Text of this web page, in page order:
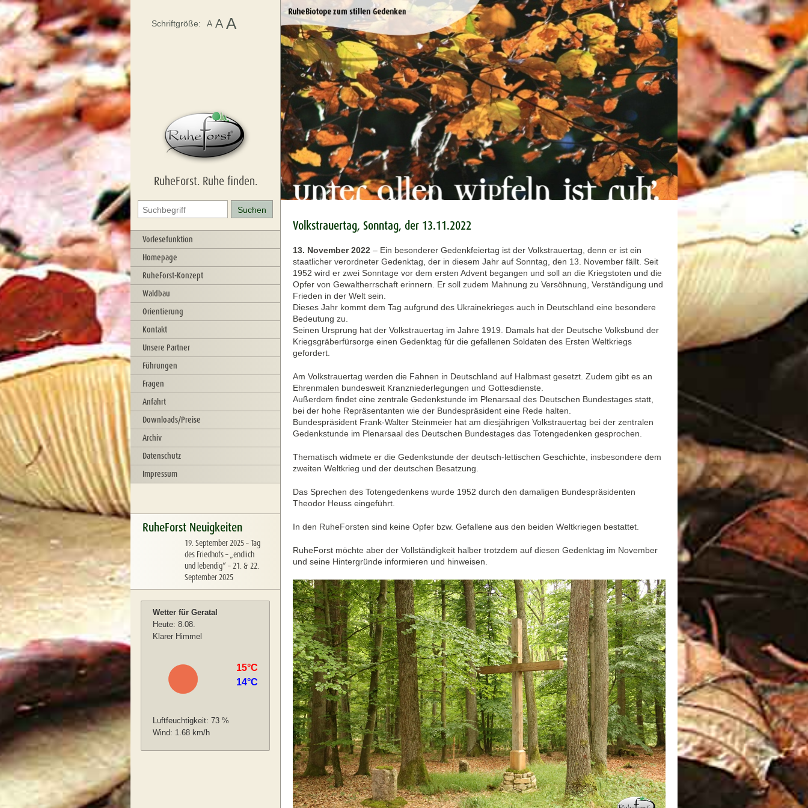
RuheForst. Ruhe finden.
Vorlesefunktion
Homepage
RuheForst-Konzept
Waldbau
Orientierung
Kontakt
Unsere Partner
Führungen
Fragen
Anfahrt
Downloads/Preise
Archiv
Datenschutz
Impressum
RuheForst Neuigkeiten
19. September 2025–Tag
des Friedhofs – „endlich
und lebendig“ – 21. & 22.
September 2025
Schriftgröße: A A A
Volkstrauertag, Sonntag, der 13.11.2022
13. November 2022 – Ein besonderer Gedenkfeiertag ist der Volkstrauertag, denn er ist ein
staatlicher verordneter Gedenktag, der in diesem Jahr auf Sonntag, den 13. November fällt. Seit
1952 wird er zwei Sonntage vor dem ersten Advent begangen und soll an die Kriegstoten und die
Opfer von Gewaltherrschaft erinnern. Er soll zudem Mahnung zu Versöhnung, Verständigung und
Frieden in der Welt sein.
Dieses Jahr kommt dem Tag aufgrund des Ukrainekrieges auch in Deutschland eine besondere
Bedeutung zu.
Seinen Ursprung hat der Volkstrauertag im Jahre 1919. Damals hat der Deutsche Volksbund der
Kriegsgräberfürsorge einen Gedenktag für die gefallenen Soldaten des Ersten Weltkriegs
gefordert.
Am Volkstrauertag werden die Fahnen in Deutschland auf Halbmast gesetzt. Zudem gibt es an
Ehrenmalen bundesweit Kranzniederlegungen und Gottesdienste.
Außerdem findet eine zentrale Gedenkstunde im Plenarsaal des Deutschen Bundestages statt,
bei der hohe Repräsentanten wie der Bundespräsident eine Rede halten.
Bundespräsident Frank-Walter Steinmeier hat am diesjährigen Volkstrauertag bei der zentralen
Gedenkstunde im Plenarsaal des Deutschen Bundestages das Totengedenken gesprochen.
Thematisch widmete er die Gedenkstunde der deutsch-lettischen Geschichte, insbesondere dem
zweiten Weltkrieg und der deutschen Besatzung.
Das Sprechen des Totengedenkens wurde 1952 durch den damaligen Bundespräsidenten
Theodor Heuss eingeführt.
In den RuheForsten sind keine Opfer bzw. Gefallene aus den beiden Weltkriegen bestattet.
RuheForst möchte aber der Vollständigkeit halber trotzdem auf diesen Gedenktag im November
und seine Hintergründe informieren und hinweisen.